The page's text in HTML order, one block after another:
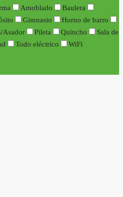
Amoblado
Baulera
Gimnasio
Horno de barro
Asador Pileta Quincho
Sala de
Todo eléctrico WiFi